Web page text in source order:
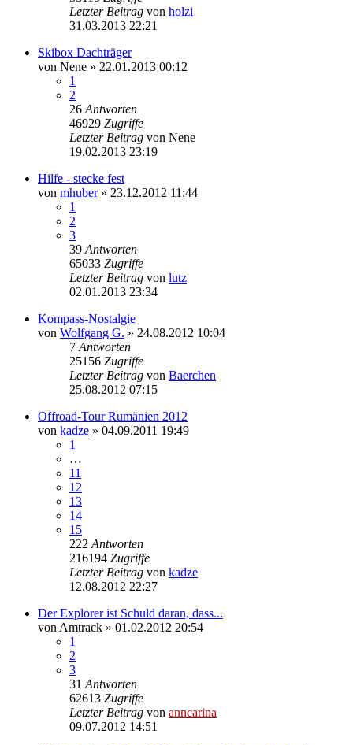
Letzter Beitrag von holzi
31.03.2013 22:21
Skibox Dachträger
von Nene » 22.01.2013 00:12
1
2
26 Antworten
46929 Zugriffe
Letzter Beitrag von Nene
19.02.2013 23:19
Hilfe - stecke fest
von mhuber» 23.12.2012 11:44
1
2
3
39 Antworten
65033 Zugriffe
Letzter Beitrag von lutz
02.01.2013 23:34
Kompass-Nostalgie
von Wolfgang G. » 24.08.2012 10:04
7 Antworten
25156 Zugriffe
Letzter Beitrag von Baerchen
25.08.2012 07:15
Offroad-Tour Rumänien 2012
von kadze » 04.09.2011 19:49
1
…
11
12
13
14
15
222 Antworten
216194 Zugriffe
Letzter Beitrag von kadze
12.08.2012 22:27
Der Explorer ist Schuld daran, dass...
von Amtrack » 01.02.2012 20:54
1
2
3
31 Antworten
62613 Zugriffe
Letzter Beitrag von anncarina
09.07.2012 14:51